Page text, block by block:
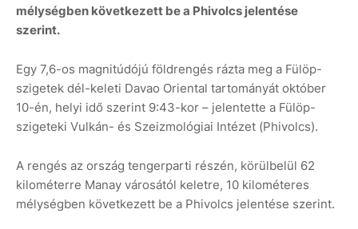
mélységben következett be a Phivolcs jelentése
szerint.
Egy 7,6-os magnitúdójú földrengés rázta meg a Fülöp-
szigetek dél-keleti Davao Oriental tartományát október
10-én, helyi idő szerint 9:43-kor – jelentette a Fülöp-
szigeteki Vulkán- és Szeizmológiai Intézet (Phivolcs).
A rengés az ország tengerparti részén, körülbelül 62
kilométerre Manay városától keletre, 10 kilométeres
mélységben következett be a Phivolcs jelentése szerint.